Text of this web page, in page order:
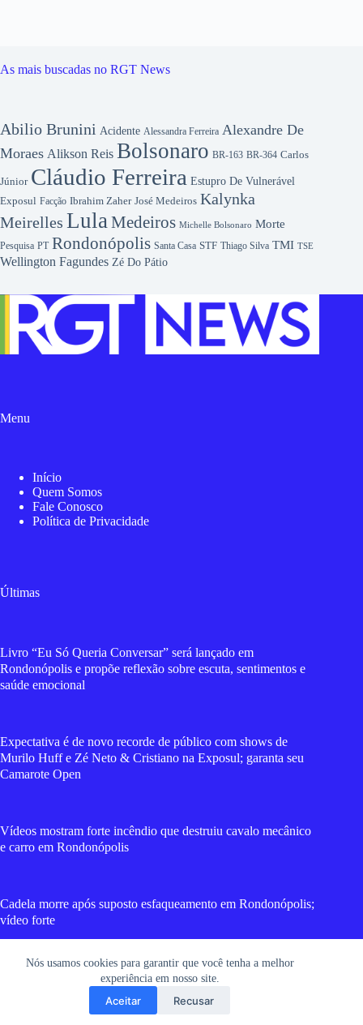
Nós usamos cookies para garantir que você tenha a melhor
experiência em nosso site.
Aceitar Recusar
As mais buscadas no RGT News
Abilio Brunini Acidente Alessandra Ferreira Alexandre De
Moraes Alikson Reis Bolsonaro BR-163 BR-364 Carlos
Júnior Cláudio Ferreira Estupro De Vulnerável
Exposul Facção Ibrahim Zaher José Medeiros Kalynka
Meirelles LulaMedeiros Michelle Bolsonaro Morte
Pesquisa PT Rondonópolis Santa Casa STF Thiago Silva TMI TSE
Wellington Fagundes Zé Do Pátio
Menu
Início
Quem Somos
Fale Conosco
Política de Privacidade
Últimas
Livro “Eu Só Queria Conversar” será lançado em
Rondonópolis e propõe reflexão sobre escuta, sentimentos e
saúde emocional
Expectativa é de novo recorde de público com shows de
Murilo Huff e Zé Neto & Cristiano na Exposul; garanta seu
Camarote Open
Vídeos mostram forte incêndio que destruiu cavalo mecânico
e carro em Rondonópolis
Cadela morre após suposto esfaqueamento em Rondonópolis;
vídeo forte
Casa cheia: Noite de romantismo na 52ª Exposul com cantor
Copyright © 2026 RGT News - Portal de Notícias